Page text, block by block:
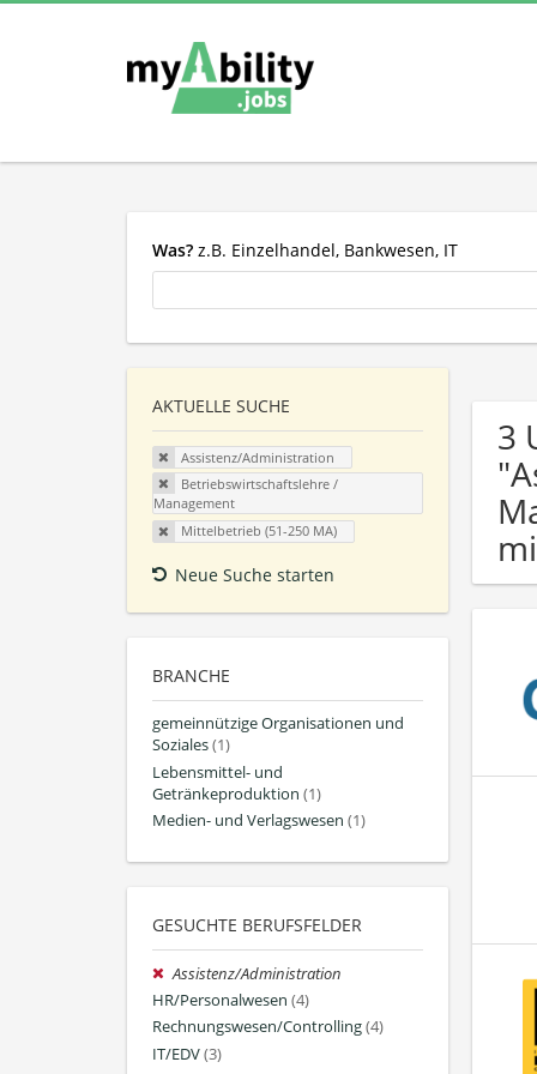
Was? z.B. Einzelhandel, Bankwesen, IT
AKTUELLE SUCHE
Assistenz/Administration
Betriebswirtschaftslehre /
Management
Mittelbetrieb (51-250 MA)
Neue Suche starten
BRANCHE
gemeinnützige Organisationen und
Soziales(1)
Lebensmittel- und
Getränkeproduktion (1)
Medien- und Verlagswesen (1)
GESUCHTE BERUFSFELDER
Assistenz/Administration
HR/Personalwesen (4)
Rechnungswesen/Controlling(4)
IT/EDV(3)
3